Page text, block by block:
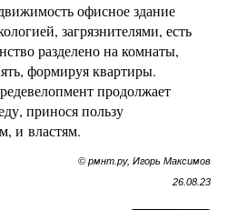
офисное здание
загрязнителями, есть
разделено на комнаты,
формируя квартиры.
продолжает
принося пользу
и властям.
© рмнт.ру, Игорь Максимов
26.08.23